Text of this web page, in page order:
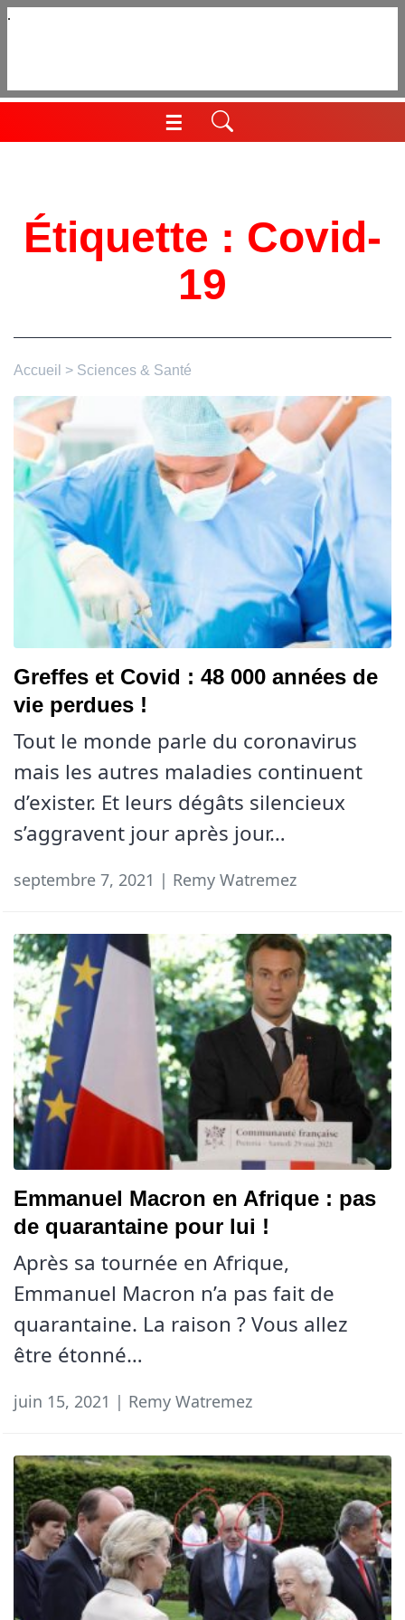
Aller
☰
Menu
Étiquette : Covid-
19
Accueil > Sciences & Santé
Greffes et Covid : 48 000 années de
vie perdues !
Tout le monde parle du coronavirus
mais les autres maladies continuent
d’exister. Et leurs dégâts silencieux
s’aggravent jour après jour…
septembre 7, 2021 | Remy Watremez
Emmanuel Macron en Afrique : pas
de quarantaine pour lui !
Après sa tournée en Afrique,
Emmanuel Macron n’a pas fait de
quarantaine. La raison ? Vous allez
être étonné…
juin 15, 2021 | Remy Watremez